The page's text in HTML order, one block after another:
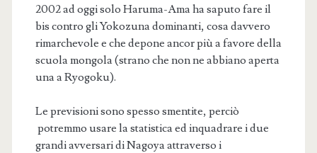
2002 ad oggi solo Haruma-Ama ha saputo fare il
bis contro gli Yokozuna dominanti, cosa davvero
rimarchevole e che depone ancor più a favore della
scuola mongola (strano che non ne abbiano aperta
una a Ryogoku).
Le previsioni sono spesso smentite, perciò
potremmo usare la statistica ed inquadrare i due
grandi avversari di Nagoya attraverso i